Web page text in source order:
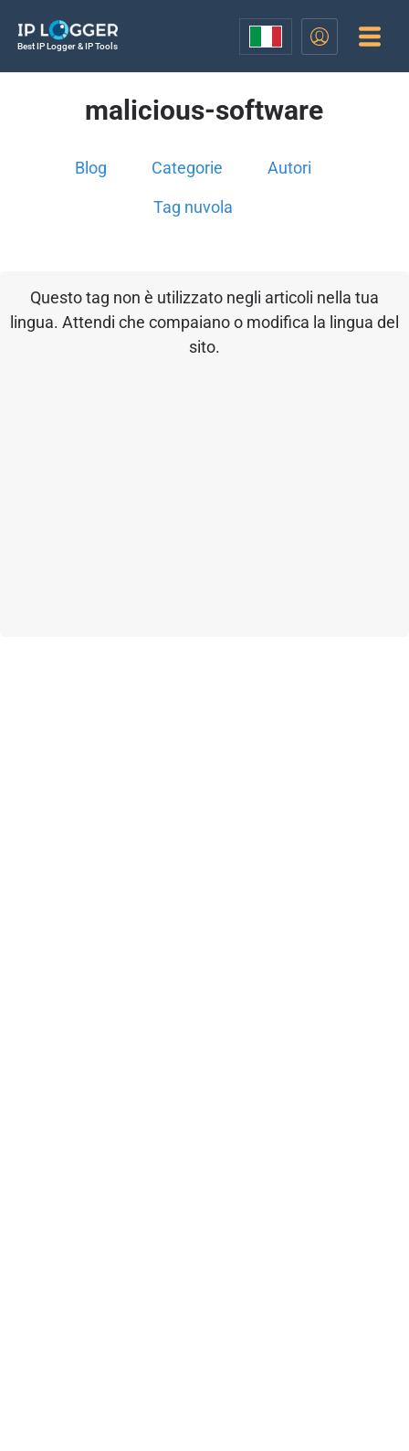
Best IP Logger & IP Tools
malicious-software
Blog Categorie Autori
Tag nuvola